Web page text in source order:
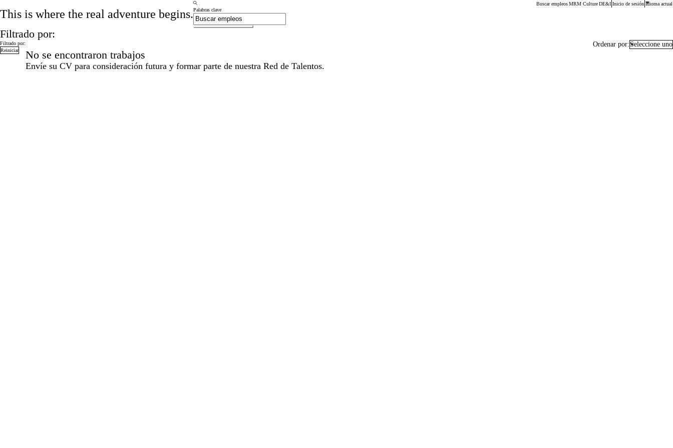
Buscar empleosMRM CultureDE&I Inicio de sesión Idioma actual
This is where the real adventure begins.Palabras clave
Filtrado por:
Filtrado por:
Reiniciar
Ordenar por:Seleccione uno
No se encontraron trabajos
Envíe su CV para consideración futura y formar parte de nuestra Red de Talentos.